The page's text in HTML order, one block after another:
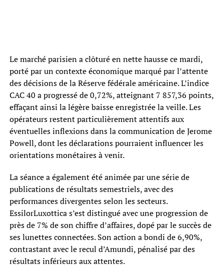
Le marché parisien a clôturé en nette hausse ce mardi,
porté par un contexte économique marqué par l’attente
des décisions de la Réserve fédérale américaine. L’indice
CAC 40 a progressé de 0,72%, atteignant 7 857,36 points,
effaçant ainsi la légère baisse enregistrée la veille. Les
opérateurs restent particulièrement attentifs aux
éventuelles inflexions dans la communication de Jerome
Powell, dont les déclarations pourraient influencer les
orientations monétaires à venir.
La séance a également été animée par une série de
publications de résultats semestriels, avec des
performances divergentes selon les secteurs.
EssilorLuxottica s’est distingué avec une progression de
près de 7% de son chiffre d’affaires, dopé par le succès de
ses lunettes connectées. Son action a bondi de 6,90%,
contrastant avec le recul d’Amundi, pénalisé par des
résultats inférieurs aux attentes.